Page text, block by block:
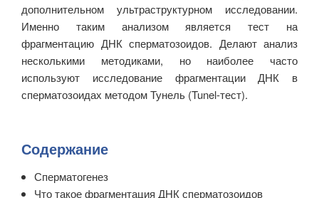
дополнительном ультраструктурном исследовании.
Именно таким анализом является тест на
фрагментацию ДНК сперматозоидов. Делают анализ
несколькими методиками, но наиболее часто
используют исследование фрагментации ДНК в
сперматозоидах методом Тунель (Tunel-тест).
Содержание
Сперматогенез
Что такое фрагментация ДНК сперматозоидов